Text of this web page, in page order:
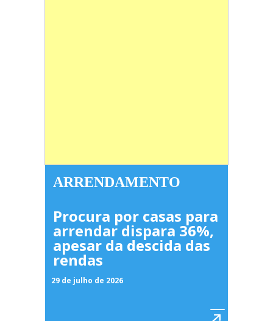
ARRENDAMENTO
Procura por casas para
arrendar dispara 36%,
apesar da descida das
rendas
29 de julho de 2026